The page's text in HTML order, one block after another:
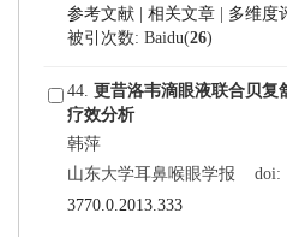
)
44.
山东大学耳鼻喉眼学报 doi:
3770.0.2013.333